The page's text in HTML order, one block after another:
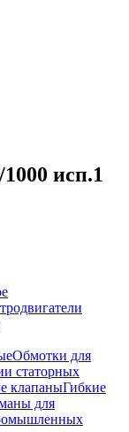
исп.1
Обмотки для
статорных
клапаныГибкие
для